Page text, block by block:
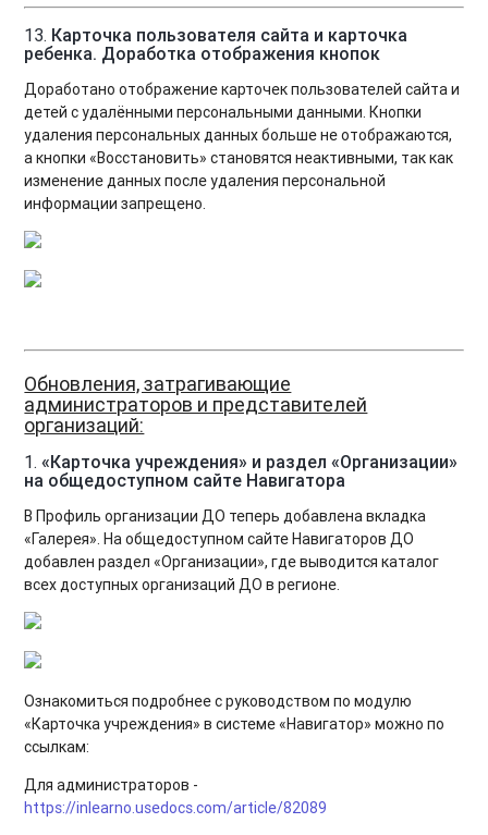
13. Карточка пользователя сайта и карточка
ребенка. Доработка отображения кнопок
Доработано отображение карточек пользователей сайта и
детей с удалёнными персональными данными. Кнопки
удаления персональных данных больше не отображаются,
а кнопки «Восстановить» становятся неактивными, так как
изменение данных после удаления персональной
информации запрещено.
Обновления, затрагивающие
администраторов и представителей
организаций:
1.«Карточка учреждения» и раздел «Организации»
на общедоступном сайте Навигатора
В Профиль организации ДО теперь добавлена вкладка
«Галерея». На общедоступном сайте Навигаторов ДО
добавлен раздел «Организации», где выводится каталог
всех доступных организаций ДО в регионе.
Ознакомиться подробнее с руководством по модулю
«Карточка учреждения» в системе «Навигатор» можно по
ссылкам:
Для администраторов -
https://inlearno.usedocs.com/article/82089